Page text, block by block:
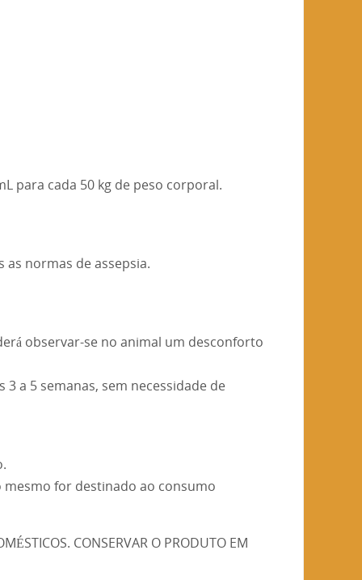
para cada 50 kg de peso corporal.
as normas de assepsia.
observar-se no animal um desconforto
a 5 semanas, sem necessidade de
for destinado ao consumo
CONSERVAR O PRODUTO EM